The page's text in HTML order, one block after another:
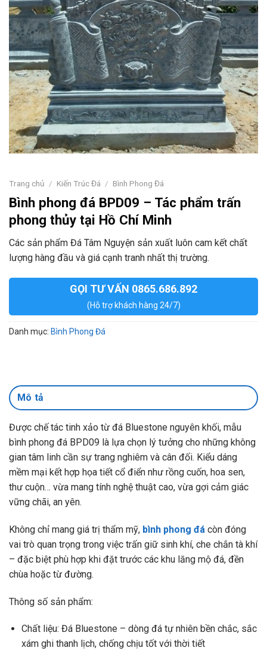
Trang chủ / Kiến Trúc Đá / Bình Phong Đá
Bình phong đá BPD09 – Tác phẩm trấn
phong thủy tại Hồ Chí Minh
Các sản phẩm Đá Tâm Nguyện sản xuất luôn cam kết chất
lượng hàng đầu và giá cạnh tranh nhất thị trường.
GỌI TƯ VẤN 0865.686.892
(Hỗ trợ khách hàng 24/7)
Danh mục: Bình Phong Đá
Mô tả
Được chế tác tinh xảo từ đá Bluestone nguyên khối, mẫu
bình phong đá BPD09 là lựa chọn lý tưởng cho những không
gian tâm linh cần sự trang nghiêm và cân đối. Kiểu dáng
mềm mại kết hợp họa tiết cổ điển như rồng cuốn, hoa sen,
thư cuộn… vừa mang tính nghệ thuật cao, vừa gợi cảm giác
vững chãi, an yên.
Không chỉ mang giá trị thẩm mỹ, bình phong đá còn đóng
vai trò quan trọng trong việc trấn giữ sinh khí, che chắn tà khí
– đặc biệt phù hợp khi đặt trước các khu lăng mộ đá, đền
chùa hoặc từ đường.
Thông số sản phẩm:
Chất liệu: Đá Bluestone – dòng đá tự nhiên bền chắc, sắc
xám ghi thanh lịch, chống chịu tốt với thời tiết